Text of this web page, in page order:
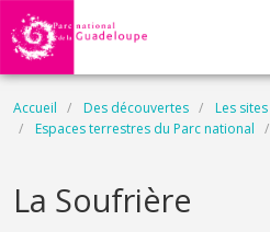
Aller au contenu principal
Fil d'Ariane
Accueil Des découvertes
Les sites
Espaces terrestres du Parc national
La Soufrière